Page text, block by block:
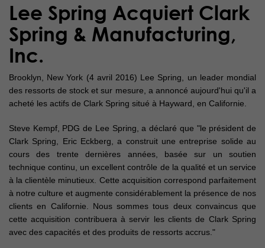
Lee Spring Acquiert Clark
Spring & Manufacturing,
Inc.
Brooklyn, New York (4 avril 2016) Lee Spring, un leader mondial
des ressorts de stock et sur mesure, a annoncé aujourd'hui qu'il a
acheté les actifs de Clark Spring situé à Hayward, en Californie.
Steve Kempf, PDG de Lee Spring, a déclaré que "le président de
Clark Spring, Eric Eckberg, a construit une entreprise solide au
cours des trente dernières années, basée sur un soutien
technique continu, un excellent contrôle de la qualité et un service
à la clientèle minutieux. Cette acquisition correspond parfaitement
à notre culture et augmente considérablement la présence de nos
clients en Californie. Nous sommes tous deux convaincus que
cette acquisition contribuera à servir les clients de Clark Spring
avec des capacités et des produits de ressorts accrus."